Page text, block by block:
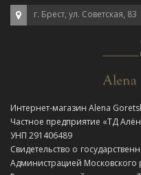
г. Брест, ул. Советская, 83
Интернет-магазин Alena
Частное предприятие «ТД
УНП 291406489
Свидетельство о
Администрацией Московского